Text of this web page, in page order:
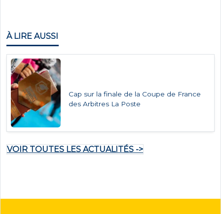
À LIRE AUSSI
Cap sur la finale de la Coupe de France
des Arbitres La Poste
VOIR TOUTES LES ACTUALITÉS ->